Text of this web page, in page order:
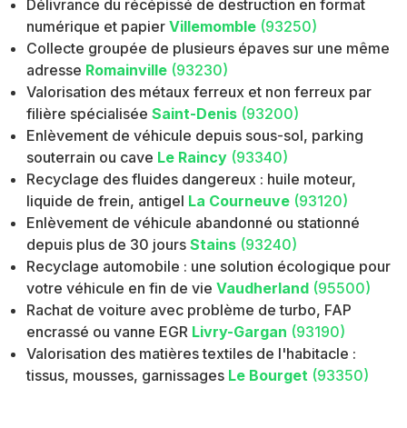
Délivrance du récépissé de destruction en format
numérique et papier Villemomble (93250)
Collecte groupée de plusieurs épaves sur une même
adresse Romainville (93230)
Valorisation des métaux ferreux et non ferreux par
filière spécialisée Saint-Denis (93200)
Enlèvement de véhicule depuis sous-sol, parking
souterrain ou cave Le Raincy (93340)
Recyclage des fluides dangereux : huile moteur,
liquide de frein, antigel La Courneuve (93120)
Enlèvement de véhicule abandonné ou stationné
depuis plus de 30 jours Stains (93240)
Recyclage automobile : une solution écologique pour
votre véhicule en fin de vie Vaudherland (95500)
Rachat de voiture avec problème de turbo, FAP
encrassé ou vanne EGR Livry-Gargan (93190)
Valorisation des matières textiles de l'habitacle :
tissus, mousses, garnissages Le Bourget (93350)